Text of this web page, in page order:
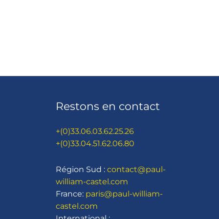
Restons en contact
+(0)33.06.03.62.25.26
+(0)33.04.51.62.06.80
Région Sud : contact@paul-
william-castel.com
France: paris@paul-william-
castel.com